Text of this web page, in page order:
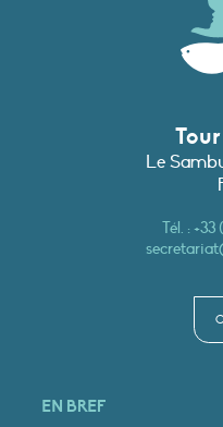
Le
Tél. :+33
EN BREF